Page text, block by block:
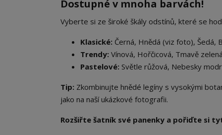
Dostupné v mnoha barvách!
​Vyberte si ze široké škály odstínů, které se
Klasické: Černá, Hnědá (viz foto), Šedá,
Trendy: Vínová, Hořčicová, Tmavě zelená
Pastelové: Světle růžová, Nebesky
Tip: Zkombinujte hnědé legíny s vysokými
jako na naší ukázkové fotografii.
Rozšiřte šatník své panenky a pořiďte si